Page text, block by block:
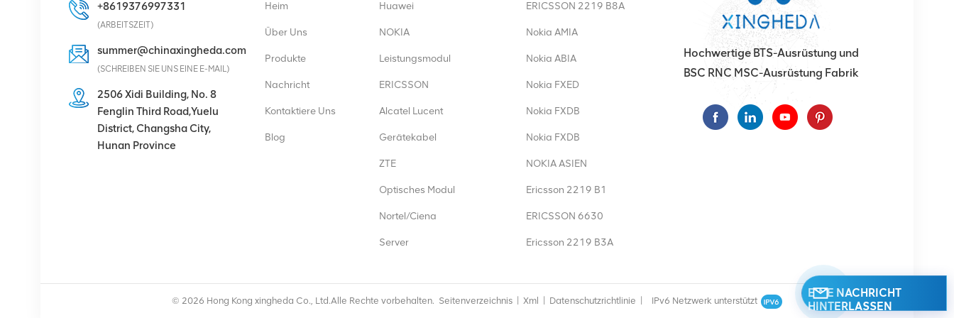
Eltek Flatpack2
Gleichrichtermodul 48V
2000W
DETAILS ANZEIGEN
+8619376997331
(ARBEITSZEIT)
summer@chinaxingheda.com
(SCHREIBEN SIE UNS EINE E-MAIL)
2506 Xidi Building, No. 8
Fenglin Third Road,Yuelu
District, Changsha City,
Hunan Province
Heim
Über Uns
Produkte
Nachricht
Kontaktiere Uns
Blog
Huawei
NOKIA
Leistungsmodul
ERICSSON
Alcatel Lucent
Gerätekabel
ZTE
Optisches Modul
Nortel/Ciena
Server
ERICSSON 2219 B8A
Nokia AMIA
Nokia ABIA
Nokia FXED
Nokia FXDB
Nokia FXDB
NOKIA ASIEN
Ericsson 2219 B1
ERICSSON 6630
Ericsson 2219 B3A
Hochwertige BTS-Ausrüstung und
BSC RNC MSC-Ausrüstung Fabrik
© 2026 Hong Kong xingheda Co., Ltd.Alle Rechte vorbehalten. Seitenverzeichnis Xml Datenschutzrichtlinie IPv6 Netzwerk unterstützt
EINE NACHRICHT
HINTERLASSEN